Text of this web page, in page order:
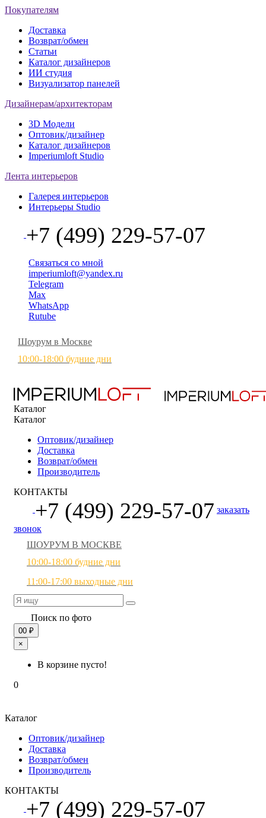
Покупателям
Доставка
Возврат/обмен
Статьи
Каталог дизайнеров
ИИ студия
Визуализатор панелей
Дизайнерам/архитекторам
3D Модели
Оптовик/дизайнер
Каталог дизайнеров
Imperiumloft Studio
Лента интерьеров
Галерея интерьеров
Интерьеры Studio
+7 (499) 229-57-07
Связаться со мной
imperiumloft@yandex.ru
Telegram
Max
WhatsApp
Rutube
Шоурум в Москве
10:00-18:00 будние дни
Каталог
Каталог
Оптовик/дизайнер
Доставка
Возврат/обмен
Производитель
КОНТАКТЫ
+7 (499) 229-57-07 заказать
звонок
ШОУРУМ В МОСКВЕ
10:00-18:00 будние дни
11:00-17:00 выходные дни
Поиск по фото
00 ₽
×
В корзине пусто!
0
Каталог
Оптовик/дизайнер
Доставка
Возврат/обмен
Производитель
КОНТАКТЫ
+7 (499) 229-57-07